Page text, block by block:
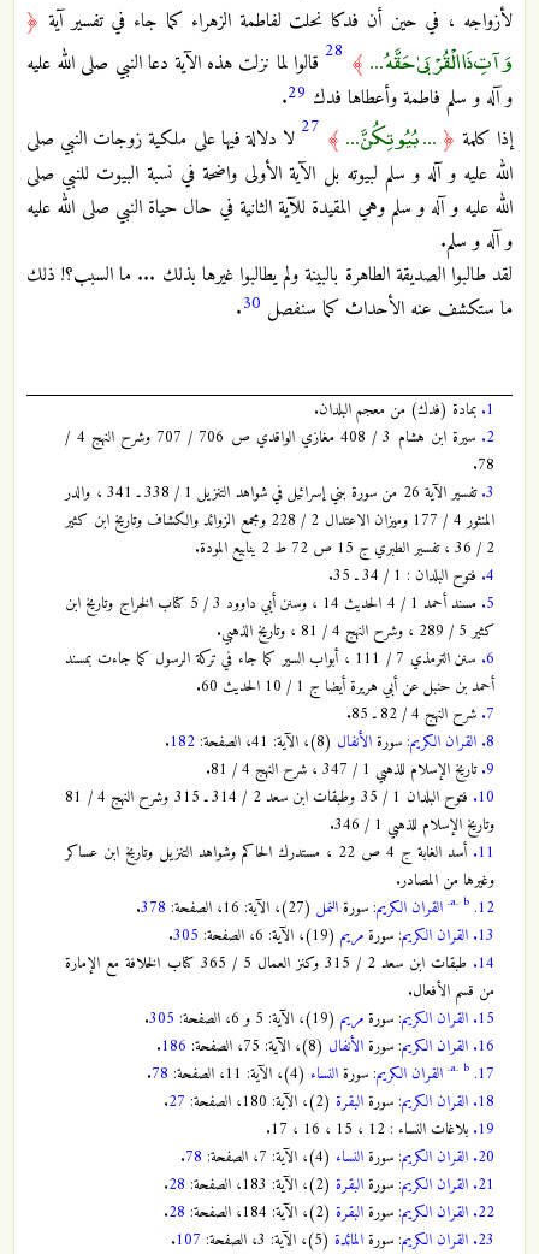
لأزواجه ، في حين أن فدكا نحلت لفاطمة الزهراء كما جاء في تفسير آية ﴿
وَآتِ ذَا الْقُرْبَىٰ حَقَّهُ ... ﴾ 28 قالوا لما نزلت هذه الآية دعا النبي صلى الله عليه
و آله و سلم فاطمة وأعطاها فدك 29
.
إذا كلمة ﴿ ... بُيُوتِكُنَّ ... ﴾ 27 لا دلالة فيها على ملكية زوجات النبي صلى
الله عليه و آله و سلم لبيوته بل الآية الأولى واضحة في نسبة البيوت للنبي صلى
الله عليه و آله و سلم وهي المقيدة للآية الثانية في حال حياة النبي صلى الله عليه
و آله و سلم.
لقد طالبوا الصديقة الطاهرة بالبينة ولم يطالبوا غيرها بذلك ... ما السبب؟! ذلك
ما ستكشف عنه الأحداث كما سنفصل 30
.
1. بمادة (فدك) من معجم البلدان.
2.
سيرة ابن هشام 3 / 408 مغازي الواقدي ص 706 / 707 وشرح النهج 4 /
78.
3.
تفسير الآية 26 من سورة بني إسرائيل في شواهد التنزيل 1 / 338 ـ 341 ، والدر
المنثور 4 / 177 وميزان الاعتدال 2 / 228 ومجمع الزوائد والكشاف وتاريخ ابن كثير
2 / 36 ، تفسير الطبري ج 15 ص 72 ط 2 ينابيع المودة.
4. فتوح البلدان : 1 / 34 ـ 35.
5.
مسند أحمد 1 / 4 الحديث 14 ، وسنن أبي داوود 3 / 5 كتاب الخراج وتاريخ ابن
كثير 5 / 289 ، وشرح النهج 4 / 81 ، وتاريخ الذهبي.
6.
سنن الترمذي 7 / 111 ، أبواب السير كما جاء في تركة الرسول كما جاءت بمسند
أحمد بن حنبل عن أبي هريرة أيضا ج 1 / 10 الحديث 60.
7. شرح النهج 4 / 82 ـ 85.
8. القران الكريم: سورةالأنفال (8)، الآية: 41، الصفحة: 182
.
9. تاريخ الإسلام للذهبي 1 / 347 ، شرح النهج 4 / 81.
10.
فتوح البلدان 1 / 35 وطبقات ابن سعد 2 / 314 ـ 315 وشرح النهج 4 / 81
وتاريخ الإسلام للذهبي 1 / 346.
11.
أسد الغابة ج 4 ص 22 ، مستدرك الحاكم وشواهد التنزيل وتاريخ ابن عساكر
وغيرها من المصادر.
12.
a. b. القران الكريم: سورةالنمل (27)، الآية: 16، الصفحة: 378
.
13. القران الكريم: سورةمريم (19)، الآية: 6، الصفحة: 305
.
14.
طبقات ابن سعد 2 / 315 وكنز العمال 5 / 365 كتاب الخلافة مع الإمارة
من قسم الأفعال.
15. القران الكريم: سورةمريم (19)، الآية: 5 و 6، الصفحة: 305
.
16. القران الكريم: سورةالأنفال (8)، الآية: 75، الصفحة: 186
.
17.
a. b. القران الكريم: سورةالنساء (4)، الآية: 11، الصفحة: 78
.
18. القران الكريم: سورةالبقرة (2)، الآية: 180، الصفحة: 27
.
19. بلاغات النساء : 12 ، 15 ، 16 ، 17.
20. القران الكريم: سورةالنساء (4)، الآية: 7، الصفحة: 78
.
21. القران الكريم: سورةالبقرة (2)، الآية: 183، الصفحة: 28
.
22. القران الكريم: سورةالبقرة (2)، الآية: 184، الصفحة: 28
.
23. القران الكريم: سورةالمائدة (5)، الآية: 3، الصفحة: 107
.